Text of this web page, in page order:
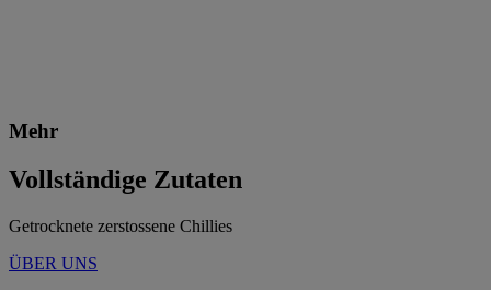
Mehr
Vollständige Zutaten
Getrocknete zerstossene Chillies
ÜBER UNS